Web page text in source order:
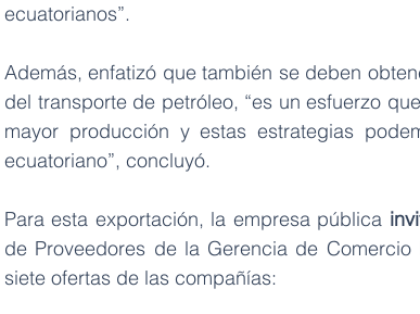
ecuatorianos”.
Además, enfatizó que también se deben
del transporte de petróleo, “es un esfuerzo
mayor producción y estas estrategias
ecuatoriano”, concluyó.
Para esta exportación, la empresa pública
de Proveedores de la Gerencia de
siete ofertas de las compañías: